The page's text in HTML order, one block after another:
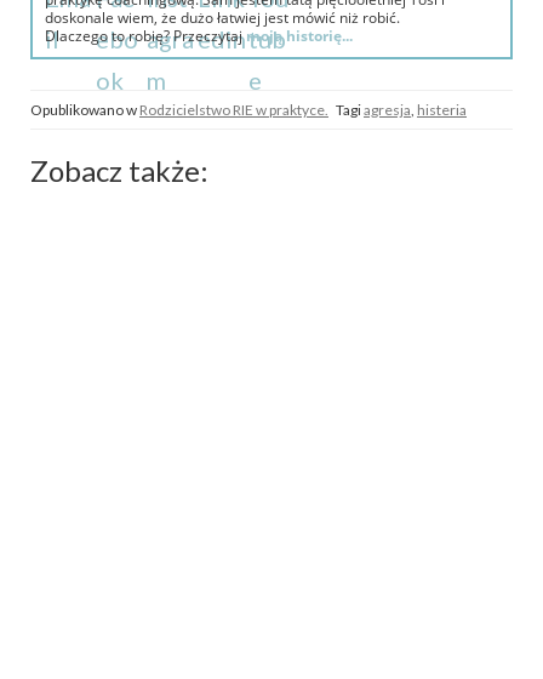
doskonale wiem, że dużo łatwiej jest mówić niż robić.
Dlaczego to robię? Przeczytajmoją historię...
Opublikowano w Rodzicielstwo RIE w praktyce. Tagiagresja, histeria
Zobacz także: